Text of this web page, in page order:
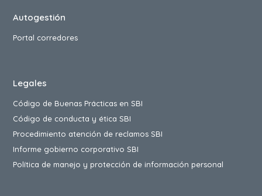
Autogestión
Portal corredores
Legales
Código de Buenas Prácticas en SBI
Código de conducta y ética SBI
Procedimiento atención de reclamos SBI
Informe gobierno corporativo SBI
Política de manejo y protección de información personal